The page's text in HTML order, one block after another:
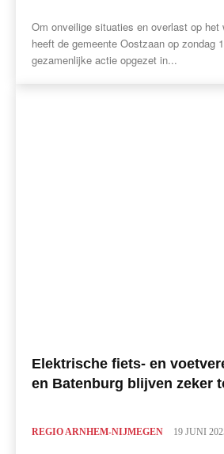
Om onveilige situaties en overlast op het
heeft de gemeente Oostzaan op zondag
gezamenlijke actie opgezet in...
Elektrische fiets- en
en Batenburg blijven zeker
REGIO ARNHEM-NIJMEGEN 19 JUNI